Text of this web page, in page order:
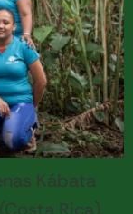
Kábata